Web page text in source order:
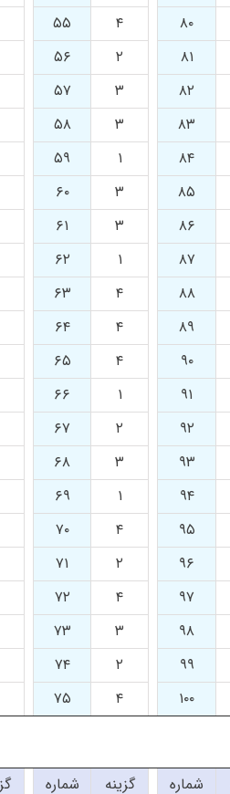
۸۰ ۴ ۵۵
۸۱ ۲ ۵۶
۸۲ ۳ ۵۷
۸۳ ۳ ۵۸
۸۴ ۱ ۵۹
۸۵ ۳ ۶۰
۸۶ ۳ ۶۱
۸۷ ۱ ۶۲
۸۸ ۴ ۶۳
۸۹ ۴ ۶۴
۹۰ ۴ ۶۵
۹۱ ۱ ۶۶
۹۲ ۲ ۶۷
۹۳ ۳ ۶۸
۹۴ ۱ ۶۹
۹۵ ۴ ۷۰
۹۶ ۲ ۷۱
۹۷ ۴ ۷۲
۹۸ ۳ ۷۳
۹۹ ۲ ۷۴
۱۰۰ ۴ ۷۵
شماره گزینه شماره